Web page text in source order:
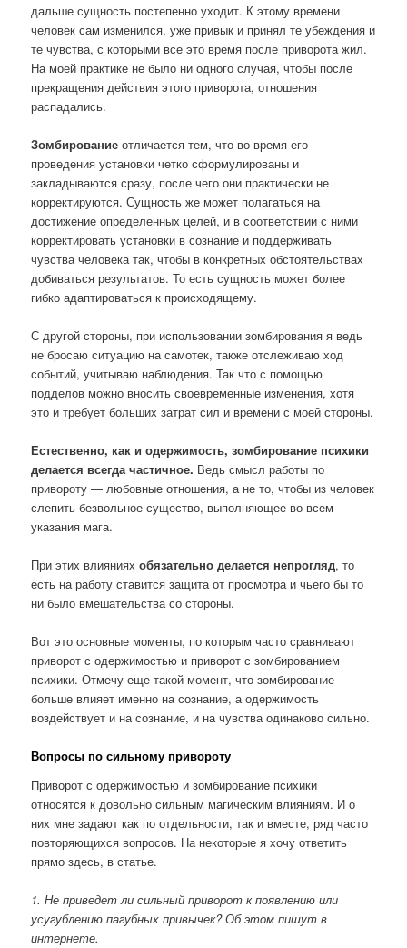
дальше сущность постепенно уходит. К этому времени
человек сам изменился, уже привык и принял те убеждения и
те чувства, с которыми все это время после приворота жил.
На моей практике не было ни одного случая, чтобы после
прекращения действия этого приворота, отношения
распадались.
Зомбирование отличается тем, что во время его
проведения установки четко сформулированы и
закладываются сразу, после чего они практически не
корректируются. Сущность же может полагаться на
достижение определенных целей, и в соответствии с ними
корректировать установки в сознание и поддерживать
чувства человека так, чтобы в конкретных обстоятельствах
добиваться результатов. То есть сущность может более
гибко адаптироваться к происходящему.
С другой стороны, при использовании зомбирования я ведь
не бросаю ситуацию на самотек, также отслеживаю ход
событий, учитываю наблюдения. Так что с помощью
подделов можно вносить своевременные изменения, хотя
это и требует больших затрат сил и времени с моей стороны.
Естественно, как и одержимость, зомбирование психики
делается всегда частичное. Ведь смысл работы по
привороту — любовные отношения, а не то, чтобы из человек
слепить безвольное существо, выполняющее во всем
указания мага.
При этих влиянияхобязательно делается непрогляд, то
есть на работу ставится защита от просмотра и чьего бы то
ни было вмешательства со стороны.
Вот это основные моменты, по которым часто сравнивают
приворот с одержимостью и приворот с зомбированием
психики. Отмечу еще такой момент, что зомбирование
больше влияет именно на сознание, а одержимость
воздействует и на сознание, и на чувства одинаково сильно.
Вопросы по сильному привороту
Приворот с одержимостью и зомбирование психики
относятся к довольно сильным магическим влияниям. И о
них мне задают как по отдельности, так и вместе, ряд часто
повторяющихся вопросов. На некоторые я хочу ответить
прямо здесь, в статье.
1. Не приведет ли сильный приворот к появлению или
усугублению пагубных привычек? Об этом пишут в
интернете.